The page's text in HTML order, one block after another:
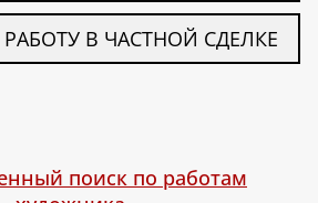
В ЧАСТНОЙ СДЕЛКЕ
поиск по работам